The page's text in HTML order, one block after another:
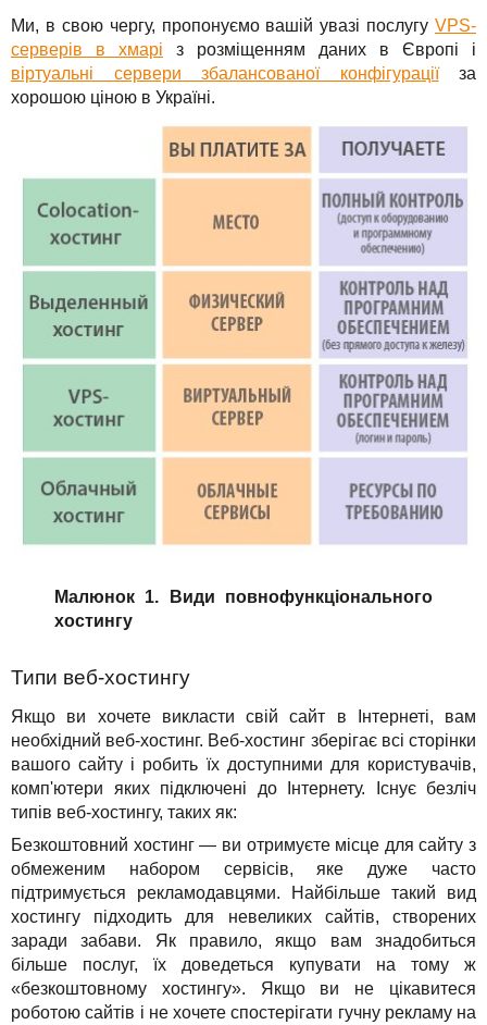
Ми, в свою чергу, пропонуємо вашій увазі послугу VPS-
серверів в хмарі з розміщенням даних в Європі і
віртуальні сервери збалансованої конфігураціїза
хорошою ціною в Україні.
Малюнок 1. Види повнофункціонального
хостингу
Типи веб-хостингу
Якщо ви хочете викласти свій сайт в Інтернеті, вам
необхідний веб-хостинг. Веб-хостинг зберігає всі сторінки
вашого сайту і робить їх доступними для користувачів,
комп'ютери яких підключені до Інтернету. Існує безліч
типів веб-хостингу, таких як:
Безкоштовний хостинг — ви отримуєте місце для сайту з
обмеженим набором сервісів, яке дуже часто
підтримується рекламодавцями. Найбільше такий вид
хостингу підходить для невеликих сайтів, створених
заради забави. Як правило, якщо вам знадобиться
більше послуг, їх доведеться купувати на тому ж
«безкоштовному хостингу». Якщо ви не цікавитеся
роботою сайтів і не хочете спостерігати гучну рекламу на